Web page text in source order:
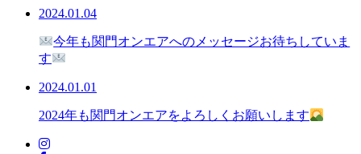
2024.01.04
今年も関門オンエアへのメッセージお待ちしていま
す
2024.01.01
2024年も関門オンエアをよろしくお願いします